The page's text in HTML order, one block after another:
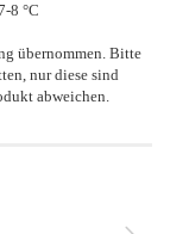
8 °C
übernommen. Bitte
nur diese sind
abweichen.